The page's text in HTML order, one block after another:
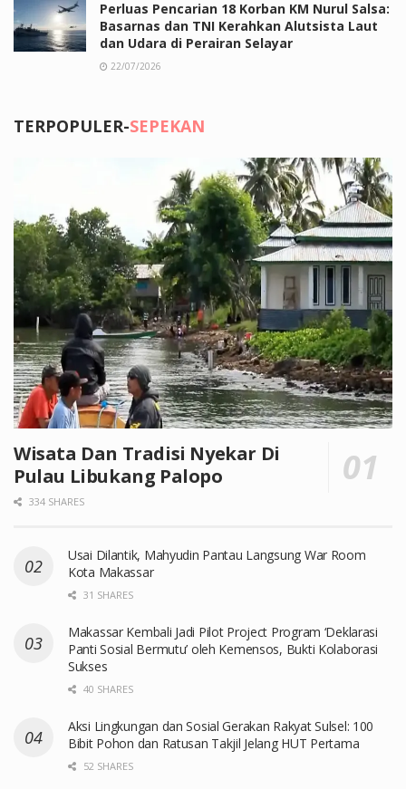
Perluas Pencarian 18 Korban KM Nurul Salsa:
Basarnas dan TNI Kerahkan Alutsista Laut
dan Udara di Perairan Selayar
22/07/2026
TERPOPULER-SEPEKAN
Wisata Dan Tradisi Nyekar Di
Pulau Libukang Palopo
334 SHARES
Usai Dilantik, Mahyudin Pantau Langsung War Room
Kota Makassar
31 SHARES
Makassar Kembali Jadi Pilot Project Program ‘Deklarasi
Panti Sosial Bermutu’ oleh Kemensos, Bukti Kolaborasi
Sukses
40 SHARES
Aksi Lingkungan dan Sosial Gerakan Rakyat Sulsel: 100
Bibit Pohon dan Ratusan Takjil Jelang HUT Pertama
52 SHARES